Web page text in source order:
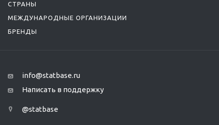
СТРАНЫ
МЕЖДУНАРОДНЫЕ ОРГАНИЗАЦИИ
БРЕНДЫ
info@statbase.ru
Написать в поддержку
@statbase